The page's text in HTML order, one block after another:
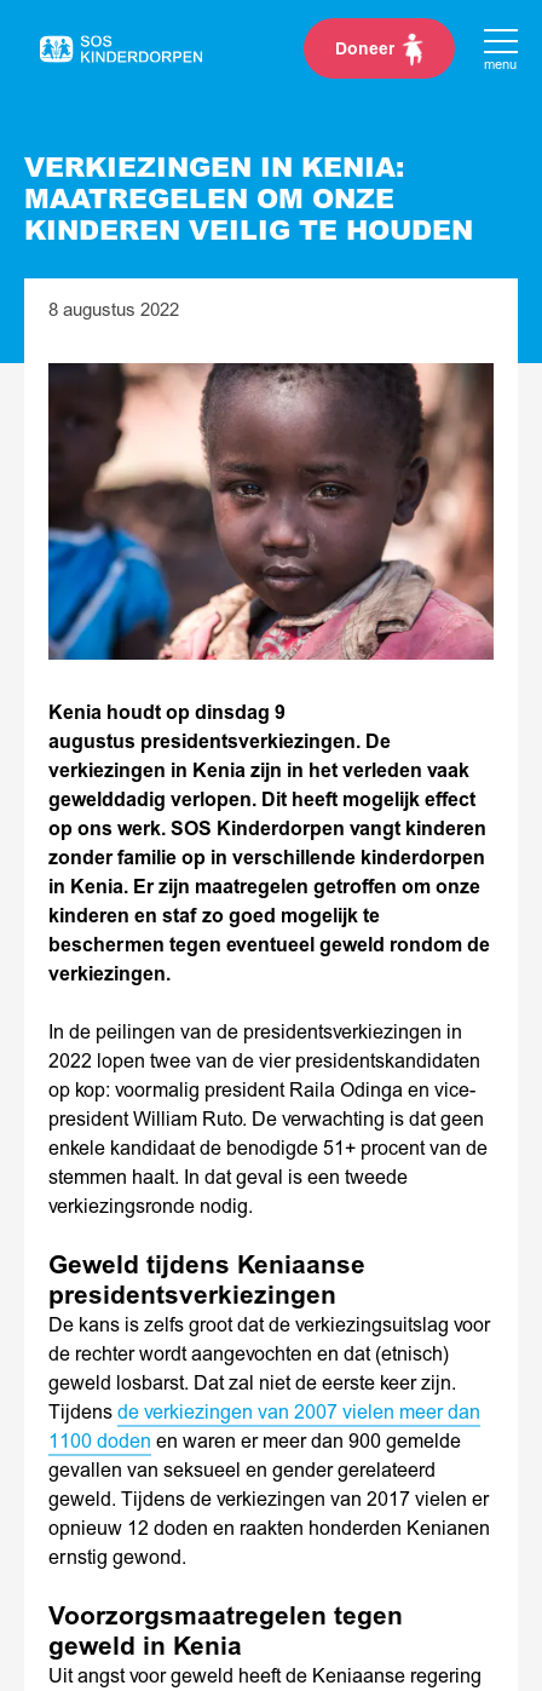
Naar
Doneer
menu
VERKIEZINGEN IN KENIA:
MAATREGELEN OM ONZE
KINDEREN VEILIG TE HOUDEN
8 augustus 2022
Kenia houdt op dinsdag 9
augustus presidentsverkiezingen. De
verkiezingen in Kenia zijn in het verleden vaak
gewelddadig verlopen. Dit heeft mogelijk effect
op ons werk. SOS Kinderdorpen vangt kinderen
zonder familie op in verschillende kinderdorpen
in Kenia. Er zijn maatregelen getroffen om onze
kinderen en staf zo goed mogelijk te
beschermen tegen eventueel geweld rondom de
verkiezingen.
In de peilingen van de presidentsverkiezingen in
2022 lopen twee van de vier presidentskandidaten
op kop: voormalig president Raila Odinga en vice-
president William Ruto. De verwachting is dat geen
enkele kandidaat de benodigde 51+ procent van de
stemmen haalt. In dat geval is een tweede
verkiezingsronde nodig.
Geweld tijdens Keniaanse
presidentsverkiezingen
De kans is zelfs groot dat de verkiezingsuitslag voor
de rechter wordt aangevochten en dat (etnisch)
geweld losbarst. Dat zal niet de eerste keer zijn.
Tijdens de verkiezingen van 2007 vielen meer dan
1100 doden en waren er meer dan 900 gemelde
gevallen van seksueel en gender gerelateerd
geweld. Tijdens de verkiezingen van 2017 vielen er
opnieuw 12 doden en raakten honderden Kenianen
ernstig gewond.
Voorzorgsmaatregelen tegen
geweld in Kenia
Uit angst voor geweld heeft de Keniaanse regering